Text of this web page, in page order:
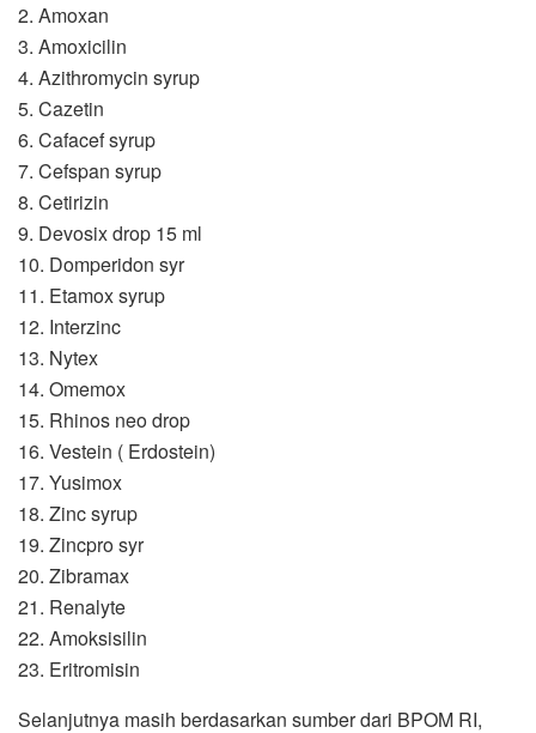
2. Amoxan
3. Amoxicilin
4. Azithromycin syrup
5. Cazetin
6. Cafacef syrup
7. Cefspan syrup
8. Cetirizin
9. Devosix drop 15 ml
10. Domperidon syr
11. Etamox syrup
12. Interzinc
13. Nytex
14. Omemox
15. Rhinos neo drop
16. Vestein ( Erdostein)
17. Yusimox
18. Zinc syrup
19. Zincpro syr
20. Zibramax
21. Renalyte
22. Amoksisilin
23. Eritromisin
Selanjutnya masih berdasarkan sumber dari BPOM RI,